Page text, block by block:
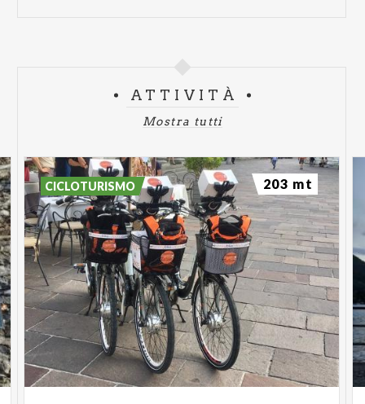
ATTIVITÀ
Mostra tutti
CICLOTURISMO 203 mt